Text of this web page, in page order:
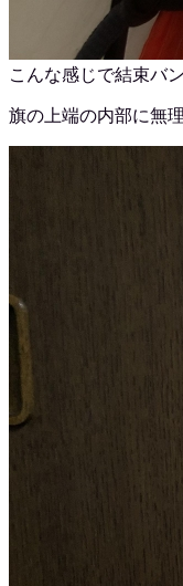
こんな感じで結束バ
旗の上端の内部に無